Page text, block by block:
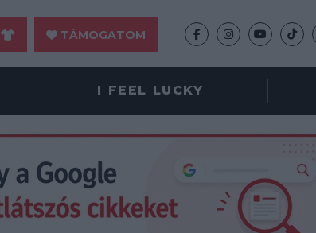
TÁMOGATOM
I FEEL LUCKY